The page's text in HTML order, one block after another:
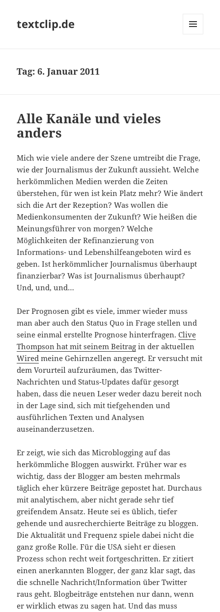
textclip.de
Tag:6. Januar 2011
Alle Kanäle und vieles
anders
Mich wie viele andere der Szene umtreibt die Frage,
wie der Journalismus der Zukunft aussieht. Welche
herkömmlichen Medien werden die Zeiten
überstehen, für wen ist kein Platz mehr? Wie ändert
sich die Art der Rezeption? Was wollen die
Medienkonsumenten der Zukunft? Wie heißen die
Meinungsführer von morgen? Welche
Möglichkeiten der Refinanzierung von
Informations- und Lebenshilfeangeboten wird es
geben. Ist herkömmlicher Journalismus überhaupt
finanzierbar? Was ist Journalismus überhaupt?
Und, und, und…
Der Prognosen gibt es viele, immer wieder muss
man aber auch den Status Quo in Frage stellen und
seine einmal erstellte Prognose hinterfragen.Clive
Thompson hat mit seinem Beitrag in der aktuellen
Wired meine Gehirnzellen angeregt. Er versucht mit
dem Vorurteil aufzuräumen, das Twitter-
Nachrichten und Status-Updates dafür gesorgt
haben, dass die neuen Leser weder dazu bereit noch
in der Lage sind, sich mit tiefgehenden und
ausführlichen Texten und Analysen
auseinanderzusetzen.
Er zeigt, wie sich das Microblogging auf das
herkömmliche Bloggen auswirkt. Früher war es
wichtig, dass der Blogger am besten mehrmals
täglich eher kürzere Beiträge gepostet hat. Durchaus
mit analytischem, aber nicht gerade sehr tief
greifendem Ansatz. Heute sei es üblich, tiefer
gehende und ausrecherchierte Beiträge zu bloggen.
Die Aktualität und Frequenz spiele dabei nicht die
ganz große Rolle. Für die USA sieht er diesen
Prozess schon recht weit fortgeschritten. Er zitiert
einen anerkannten Blogger, der ganz klar sagt, das
die schnelle Nachricht/Information über Twitter
raus geht. Blogbeiträge entstehen nur dann, wenn
er wirklich etwas zu sagen hat. Und das muss